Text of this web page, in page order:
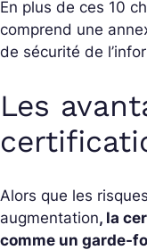
En plus de ces 10
comprend une
de sécurité de
Les
Alors que les
augmentation, la
comme un garde-